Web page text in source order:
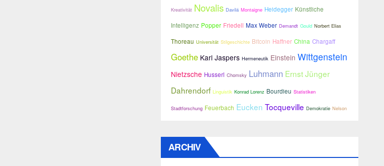
Kreativität Novalis Davilá Montaigne Heidegger Künstliche
Intelligenz Popper Friedell Max Weber Demandt Gould Norbert Elias
Thoreau Universität Stilgeschichte Bitcoin Haffner China Chargaff
Goethe Karl Jaspers Hermeneutik Einstein Wittgenstein
Nietzsche Husserl Chomsky Luhmann Ernst Jünger
Dahrendorf Linguistik Konrad Lorenz Bourdieu Statistiken
Stadtforschung Feuerbach Eucken Tocqueville Demokratie Nelson
ARCHIV